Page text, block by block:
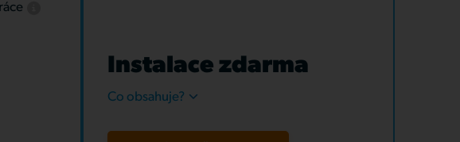
Instalace zdarma
Co obsahuje?